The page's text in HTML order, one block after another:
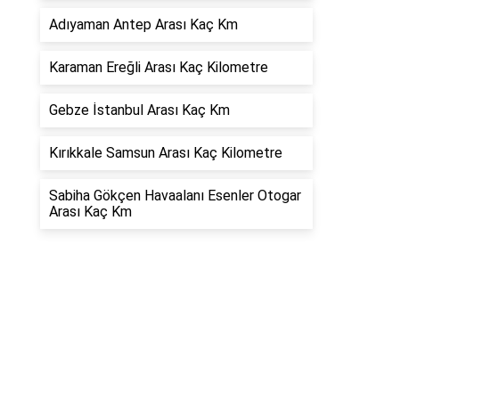
Adıyaman Antep Arası Kaç Km
Karaman Ereğli Arası Kaç Kilometre
Gebze İstanbul Arası Kaç Km
Kırıkkale Samsun Arası Kaç Kilometre
Sabiha Gökçen Havaalanı Esenler Otogar
Arası Kaç Km